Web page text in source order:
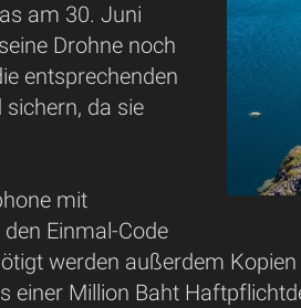
am 30. Juni
Drohne noch
entsprechenden
da sie
mit
Einmal-Code
werden außerdem
einer Million Baht